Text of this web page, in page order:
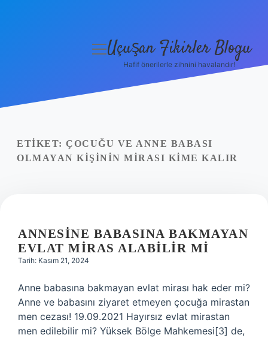
Yasal Uyarı
menüyü
Uçuşan Fikirler Blogu
Hafif önerilerle zihnini havalandır!
ETIKET: ÇOCUĞU VE ANNE BABASI
OLMAYAN KIŞININ MIRASI KIME KALIR
ANNESINE BABASINA BAKMAYAN
EVLAT MIRAS ALABILIR MI
Tarih: Kasım 21, 2024
Anne babasına bakmayan evlat mirası hak eder mi?
Anne ve babasını ziyaret etmeyen çocuğa mirastan
men cezası! 19.09.2021 Hayırsız evlat mirastan
men edilebilir mi? Yüksek Bölge Mahkemesi[3] de,